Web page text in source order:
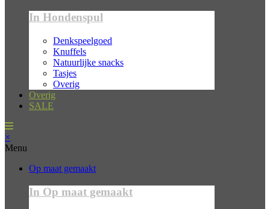
In Hondenspul
Denkspeelgoed
Knuffels
Natuurlijke snacks
Tasjes
Overig
Overig
SALE
×
Menu
Op maat gemaakt
In Op maat gemaakt